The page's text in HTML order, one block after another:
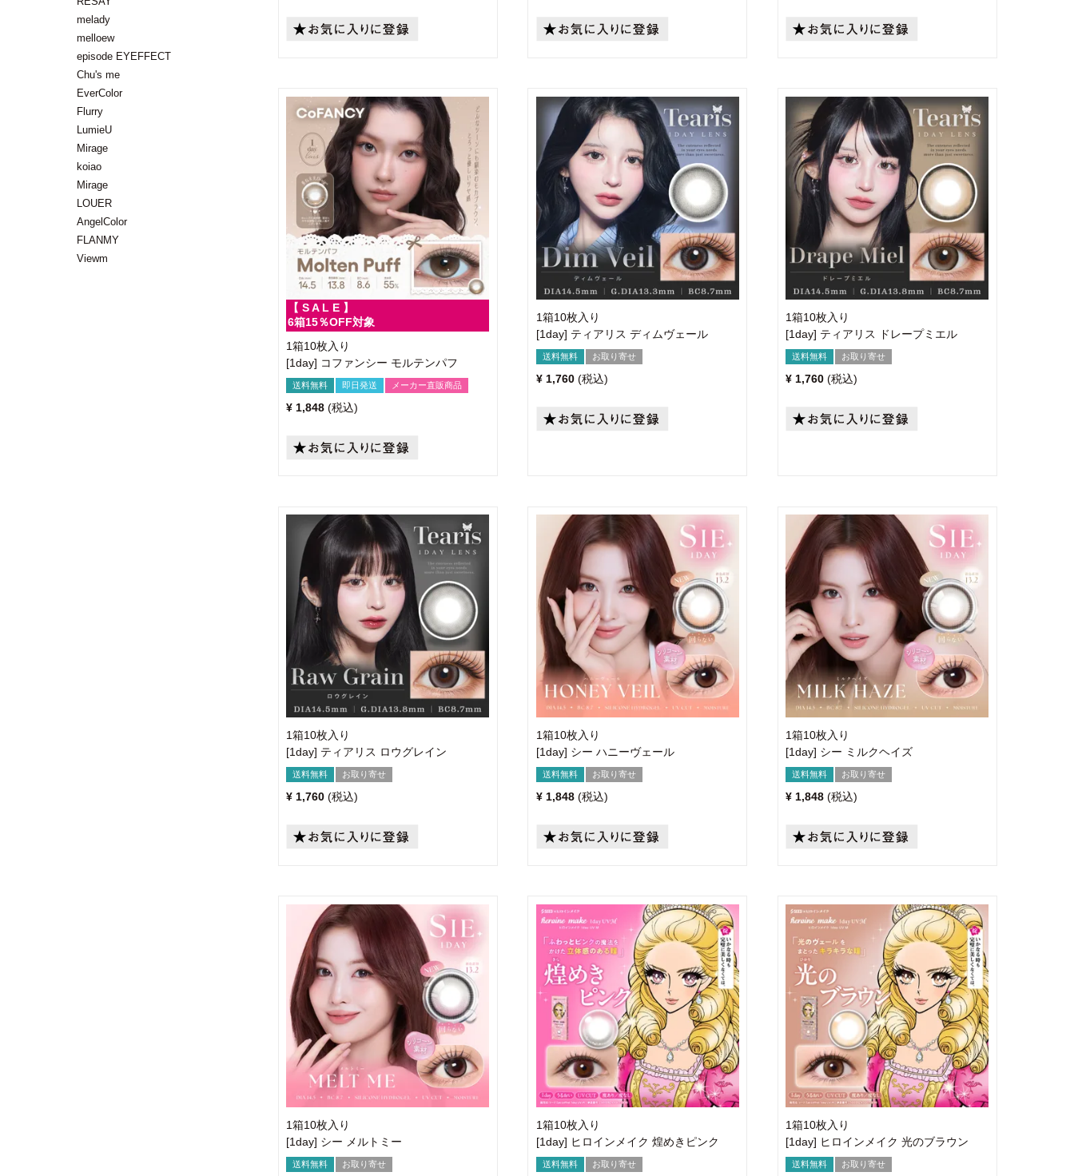
melady
melloew
episode EYEFFECT
Chu's me
EverColor
Flurry
LumieU
Mirage
koiao
Mirage
LOUER
AngelColor
FLANMY
Viewm
【 S A L E 】
6箱15％OFF対象
1箱10枚入り
[1day] コファンシー モルテンパフ
送料無料 即日発送 メーカー直販商品
¥ 1,848 税込
1箱10枚入り
[1day] ティアリス ディムヴェール
送料無料 お取り寄せ
¥ 1,760 税込
1箱10枚入り
[1day] ティアリス ドレープミエル
送料無料 お取り寄せ
¥ 1,760 税込
1箱10枚入り
[1day] ティアリス ロウグレイン
送料無料 お取り寄せ
¥ 1,760 税込
1箱10枚入り
[1day] シー ハニーヴェール
送料無料 お取り寄せ
¥ 1,848 税込
1箱10枚入り
[1day] シー ミルクヘイズ
送料無料 お取り寄せ
¥ 1,848 税込
1箱10枚入り
[1day] シー メルトミー
送料無料 お取り寄せ
1箱10枚入り
[1day] ヒロインメイク 煌めきピンク
送料無料 お取り寄せ
1箱10枚入り
[1day] ヒロインメイク 光のブラウン
送料無料 お取り寄せ